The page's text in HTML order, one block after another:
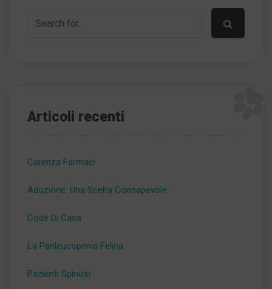
Articoli recenti
Carenza Farmaci
Adozione: Una Scelta Consapevole
Code Di Casa
La Panleucopenia Felina
Pazienti Spinosi